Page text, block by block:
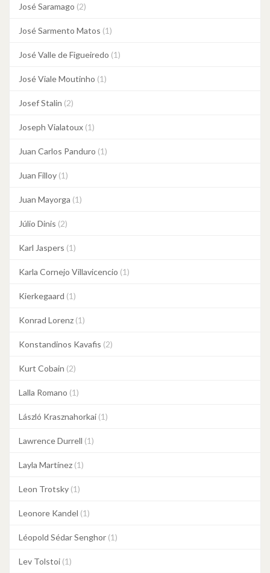
José Saramago (2)
José Sarmento Matos (1)
José Valle de Figueiredo (1)
José Viale Moutinho (1)
Josef Stalin (2)
Joseph Vialatoux (1)
Juan Carlos Panduro (1)
Juan Filloy (1)
Juan Mayorga (1)
Júlio Dinis (2)
Karl Jaspers (1)
Karla Cornejo Villavicencio (1)
Kierkegaard (1)
Konrad Lorenz (1)
Konstandinos Kavafis (2)
Kurt Cobain (2)
Lalla Romano (1)
László Krasznahorkai (1)
Lawrence Durrell (1)
Layla Martínez (1)
Leon Trotsky (1)
Leonore Kandel (1)
Léopold Sédar Senghor (1)
Lev Tolstoi (1)